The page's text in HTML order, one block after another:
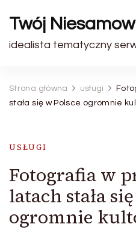
Twój
idealista tematyczny
Strona główna usługi
stała się w Polsce ogromnie
USŁUGI
Fotografia w
latach stała
ogromnie